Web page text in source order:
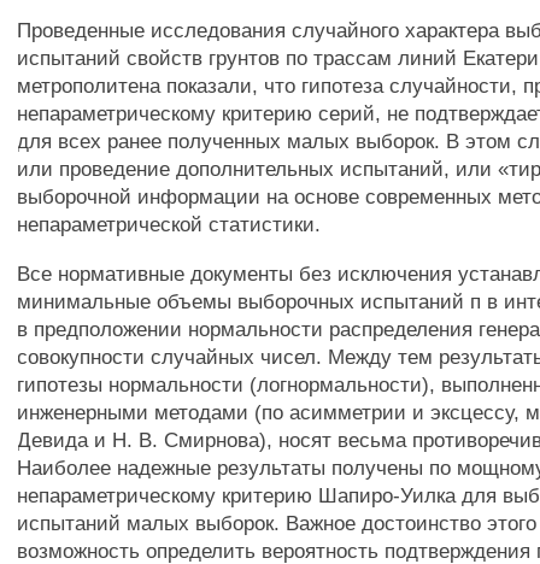
Проведенные исследования случайного характера
испытаний свойств грунтов по трассам линий
метрополитена показали, что гипотеза случайности,
непараметрическому критерию серий, не
для всех ранее полученных малых выборок. В этом
или проведение дополнительных испытаний, или
выборочной информации на основе современных
непараметрической статистики.
Все нормативные документы без исключения
минимальные объемы выборочных испытаний п в
в предположении нормальности распределения
совокупности случайных чисел. Между тем
гипотезы нормальности (логнормальности),
инженерными методами (по асимметрии и эксцессу,
Девида и Н. В. Смирнова), носят весьма
Наиболее надежные результаты получены по
непараметрическому критерию Шапиро-Уилка для
испытаний малых выборок. Важное достоинство
возможность определить вероятность подтверждения